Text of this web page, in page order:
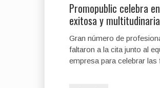
Promopublic celebra
exitosa y
Gran número de
faltaron a la cita junto al
empresa para celebrar las